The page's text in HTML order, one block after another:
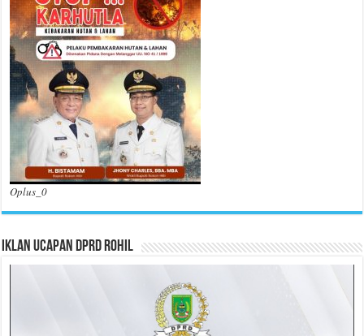
Oplus_0
Iklan Ucapan DPRD Rohil